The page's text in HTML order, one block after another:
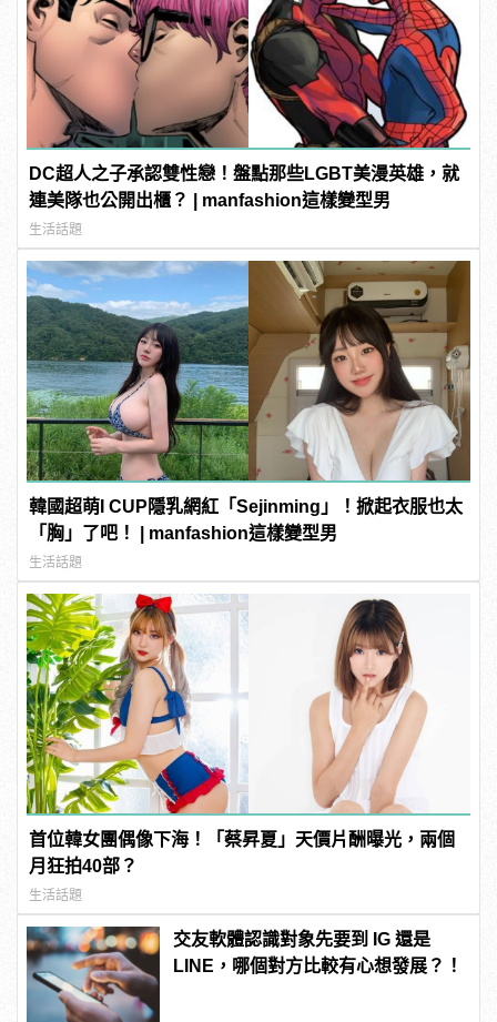
DC超人之子承認雙性戀！盤點那些LGBT美漫英雄，就
連美隊也公開出櫃？ | manfashion這樣變型男
生活話題
韓國超萌I CUP隱乳網紅「Sejinming」！掀起衣服也太
「胸」了吧！ | manfashion這樣變型男
生活話題
首位韓女團偶像下海！「蔡昇夏」天價片酬曝光，兩個
月狂拍40部？
生活話題
交友軟體認識對象先要到 IG 還是
LINE，哪個對方比較有心想發展？！